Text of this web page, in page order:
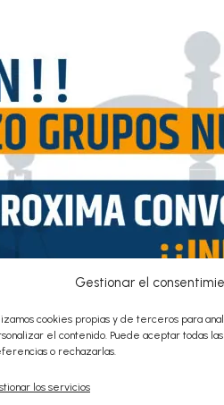
Gestionar el
cookies propias y de terceros para
el contenido. Puede aceptar todas las
o rechazarlas.
los servicios
potestativo de
El plazo, en ambos